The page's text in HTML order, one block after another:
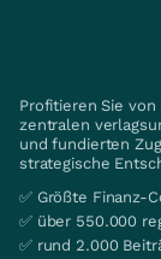
Profitieren Sie
zentralen
und fundierten
strategische
✅ Größte Finanz-
✅ über 550.000
✅ rund 2.000